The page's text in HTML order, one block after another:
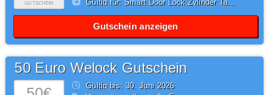
GUTSCHEIN
Gültig für: Smart Door Lock Zylinder Tastatur PCB41
Gutschein anzeigen
50 Euro Welock Gutschein
Gültig bis: 30.Juni2026